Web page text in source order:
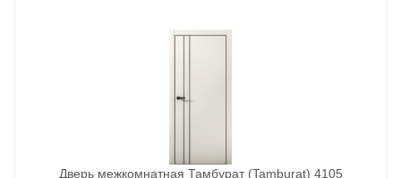
Дверь межкомнатная Тамбурат (Tamburat) 4105